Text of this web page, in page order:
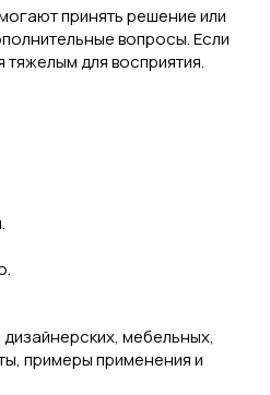
принять решение или
вопросы. Если
для восприятия.
мебельных,
примеры применения и